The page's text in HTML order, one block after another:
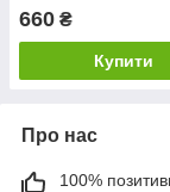
660 ₴
Купити
Про нас
100%